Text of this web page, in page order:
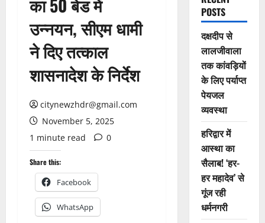
का 50 बेड में
उन्नयन, सीएम धामी
ने दिए तत्काल
शासनादेश के निर्देश
citynewzhdr@gmail.com
November 5, 2025
1 minute read
0
Share this:
Facebook
WhatsApp
POSTS
दक्षदीप से
लालजीवाला
तक कांवड़ियों
के लिए पर्याप्त
पेयजल
व्यवस्था
हरिद्वार में
आस्था का
सैलाब! ‘हर-
हर महादेव’ से
गूंज रही
धर्मनगरी